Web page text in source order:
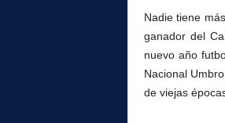
Nadie tiene
ganador del
nuevo año
Nacional
de viejas